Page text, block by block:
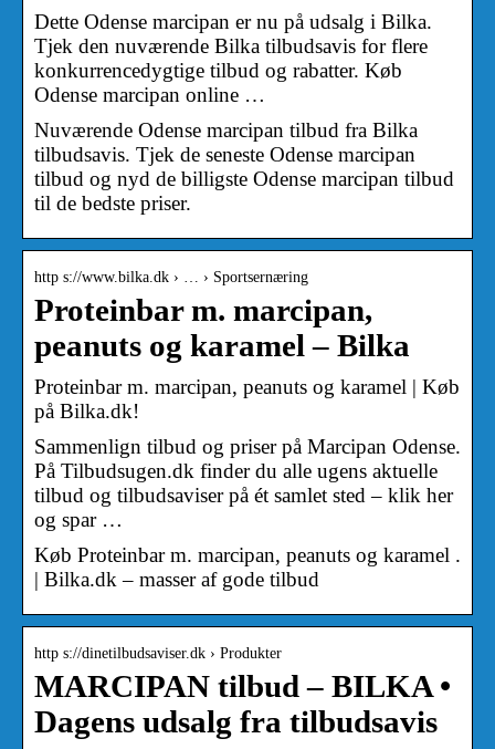
Dette Odense marcipan er nu på udsalg i Bilka.
Tjek den nuværende Bilka tilbudsavis for flere
konkurrencedygtige tilbud og rabatter. Køb
Odense marcipan online …
Nuværende Odense marcipan tilbud fra Bilka
tilbudsavis. Tjek de seneste Odense marcipan
tilbud og nyd de billigste Odense marcipan tilbud
til de bedste priser.
http s://www.bilka.dk › … › Sportsernæring
Proteinbar m. marcipan,
peanuts og karamel – Bilka
Proteinbar m. marcipan, peanuts og karamel | Køb
på Bilka.dk!
Sammenlign tilbud og priser på Marcipan Odense.
På Tilbudsugen.dk finder du alle ugens aktuelle
tilbud og tilbudsaviser på ét samlet sted – klik her
og spar …
Køb Proteinbar m. marcipan, peanuts og karamel .
| Bilka.dk – masser af gode tilbud
http s://dinetilbudsaviser.dk › Produkter
MARCIPAN tilbud – BILKA •
Dagens udsalg fra tilbudsavis